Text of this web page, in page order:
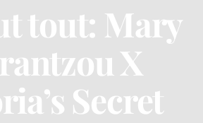
tout: Mary
X
Secret